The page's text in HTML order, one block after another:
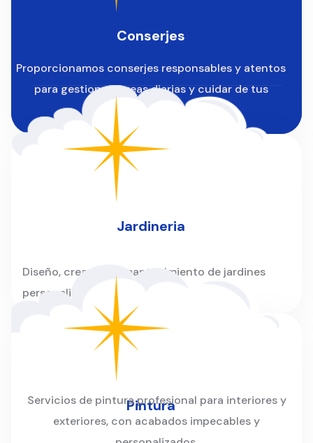
Conserjes
Proporcionamos conserjes responsables y atentos
para gestionar tareas diarias y cuidar de tus
instalaciones.
Jardineria
Diseño, creación y mantenimiento de jardines
personalizados para hogares y empresas.
Pintura
Servicios de pintura profesional para interiores y
exteriores, con acabados impecables y